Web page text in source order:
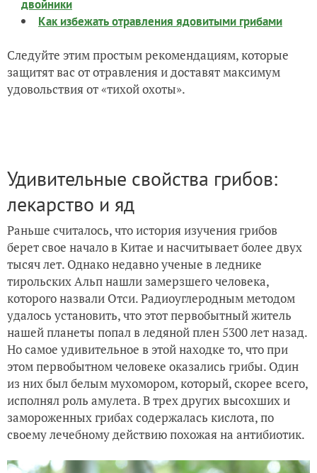
двойники
Как избежать отравления ядовитыми грибами
Следуйте этим простым рекомендациям, которые
защитят вас от отравления и доставят максимум
удовольствия от «тихой охоты».
Удивительные свойства грибов:
лекарство и яд
Раньше считалось, что история изучения грибов
берет свое начало в Китае и насчитывает более двух
тысяч лет. Однако недавно ученые в леднике
тирольских Альп нашли замерзшего человека,
которого назвали Отси. Радиоуглеродным методом
удалось установить, что этот первобытный житель
нашей планеты попал в ледяной плен 5300 лет назад.
Но самое удивительное в этой находке то, что при
этом первобытном человеке оказались грибы. Один
из них был белым мухомором, который, скорее всего,
исполнял роль амулета. В трех других высохших и
замороженных грибах содержалась кислота, по
своему лечебному действию похожая на антибиотик.